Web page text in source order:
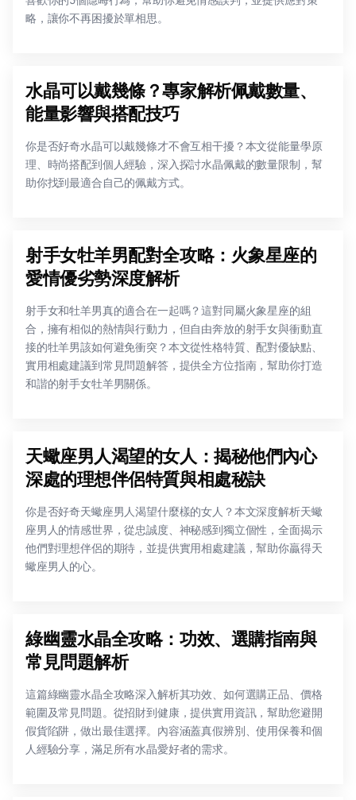
略，讓你不再困擾於單相思。
水晶可以戴幾條？專家解析佩戴數量、
能量影響與搭配技巧
你是否好奇水晶可以戴幾條才不會互相干擾？本文從能量學原
理、時尚搭配到個人經驗，深入探討水晶佩戴的數量限制，幫
助你找到最適合自己的佩戴方式。
射手女牡羊男配對全攻略：火象星座的
愛情優劣勢深度解析
射手女和牡羊男真的適合在一起嗎？這對同屬火象星座的組
合，擁有相似的熱情與行動力，但自由奔放的射手女與衝動直
接的牡羊男該如何避免衝突？本文從性格特質、配對優缺點、
實用相處建議到常見問題解答，提供全方位指南，幫助你打造
和諧的射手女牡羊男關係。
天蠍座男人渴望的女人：揭秘他們內心
深處的理想伴侶特質與相處秘訣
你是否好奇天蠍座男人渴望什麼樣的女人？本文深度解析天蠍
座男人的情感世界，從忠誠度、神秘感到獨立個性，全面揭示
他們對理想伴侶的期待，並提供實用相處建議，幫助你贏得天
蠍座男人的心。
綠幽靈水晶全攻略：功效、選購指南與
常見問題解析
這篇綠幽靈水晶全攻略深入解析其功效、如何選購正品、價格
範圍及常見問題。從招財到健康，提供實用資訊，幫助您避開
假貨陷阱，做出最佳選擇。內容涵蓋真假辨別、使用保養和個
人經驗分享，滿足所有水晶愛好者的需求。